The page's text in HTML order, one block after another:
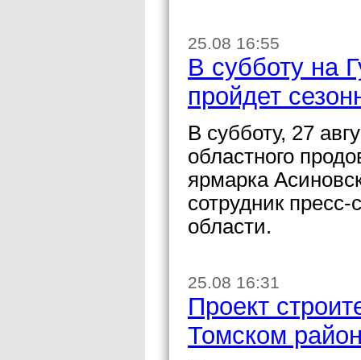
25.08 16:55
В субботу на
пройдет
В субботу, 27
областного
ярмарка
сотрудник
области.
25.08 16:31
Проект
Томском